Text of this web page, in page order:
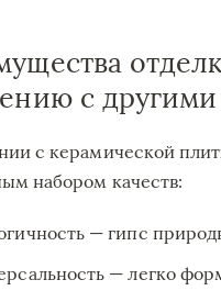
с
с керамической
набором качеств:
— гипс
— легко